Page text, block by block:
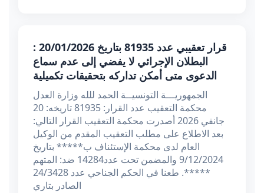
قرار تعقيبي عدد 81935 بتاريخ 20/01/2026 :
البطلان الإجرائي لا يفضي إلى عدم سماع
الدعوى متى أمكن تداركه بتحقيقات تكميلية
الجمهوريـــة التونسيــة الحمد للله وزارة العدل
محكمة التعقيب عدد القرار: 81935 تاريخه: 20
جانفي 2026 أصدرت محكمة التعقيب القرار التالي:
بعد الاطلاع على مطلب التعقيب المقدم من الوكيل
العام لدى محكمة الإستئناف ب***** بتاريخ
9/12/2024 والمضمن تحت عدد14284 ضد: المتهم
*****. طعنا في الحكم الجناحي عدد 24/3428
الصادر بتاري